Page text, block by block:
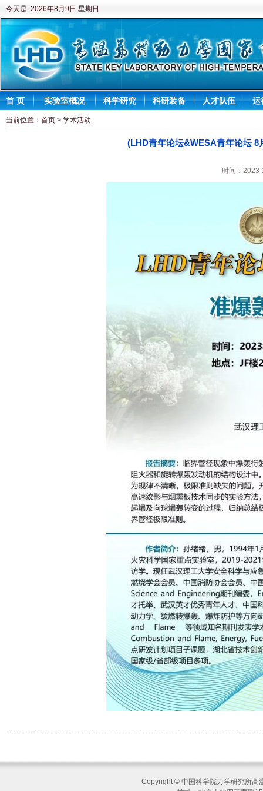
今天是 2026年8月9日 星期日
首 页 实验室概况 科学研究 科研装备 人才队伍 运
当前位置： 首页 > 学术活动
(LHD青年论坛&WESA青年论坛 8
时间：
Copyright © 中国科学院力学研究所